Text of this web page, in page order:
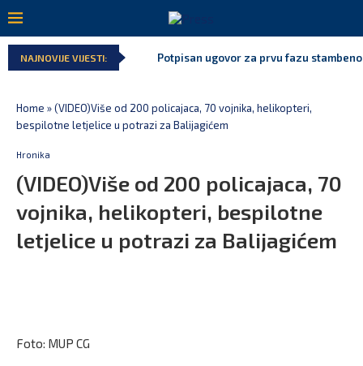
NAJNOVIJE VIJESTI: Potpisan ugovor za prvu fazu
Home »(VIDEO)Više od 200 policajaca, 70 vojnika, helikopteri,
bespilotne letjelice u potrazi za Balijagićem
Hronika
(VIDEO)Više od 200 policajaca, 70
vojnika, helikopteri, bespilotne
letjelice u potrazi za Balijagićem
Foto: MUP CG